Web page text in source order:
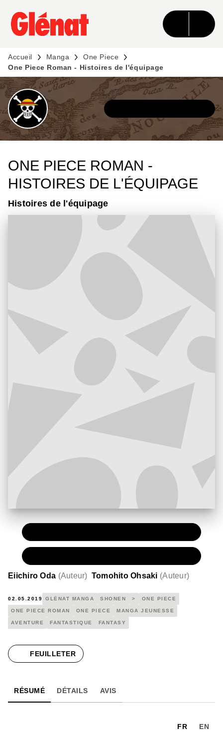
MENU RECHERCHE CONTENU
PIED DE PAGE
Accueil Manga
One Piece
One Piece Roman - Histoires de l'équipage
ONE PIECE ROMAN -
HISTOIRES DE L'ÉQUIPAGE
Histoires de l'équipage
Eiichiro Oda (Auteur) Tomohito Ohsaki (Auteur)
02.05.2019 GLÉNAT MANGA SHONEN > ONE PIECE
ONE PIECE ROMAN ONE PIECE MANGA JEUNESSE
AVENTURE FANTASTIQUE FANTASY
FEUILLETER
RÉSUMÉ DÉTAILS AVIS
FR EN